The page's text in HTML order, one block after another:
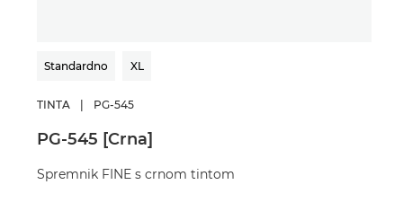
Standardno XL
TINTA PG-545
PG-545 [Crna]
Spremnik FINE s crnom tintom